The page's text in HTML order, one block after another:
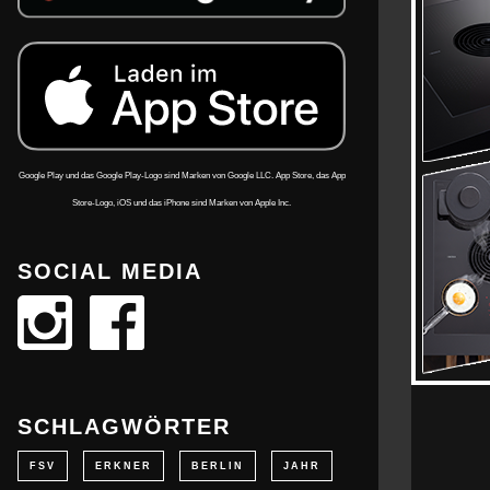
Google Play und das Google Play-Logo sind Marken von Google LLC. App Store, das App
Store-Logo, iOS und das iPhone sind Marken von Apple Inc.
SOCIAL MEDIA
SCHLAGWÖRTER
FSV ERKNER BERLIN JAHR